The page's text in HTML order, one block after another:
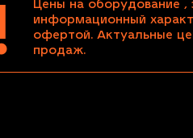
Цены на оборудование ,
информационный
офертой. Актуальные
продаж.